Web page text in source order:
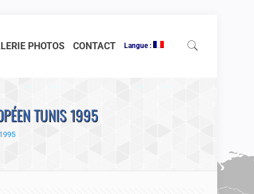
PHOTOS CONTACT Langue :
TUNIS 1995